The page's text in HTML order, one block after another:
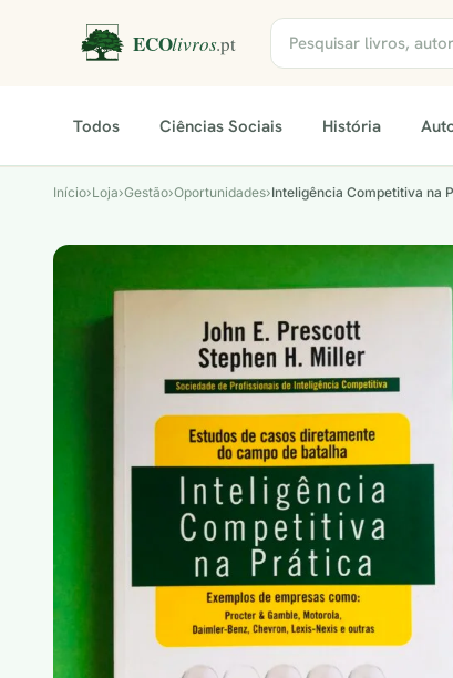
Todos Ciências Sociais História
Início›Loja›Gestão›Oportunidades›Inteligência Competitiva na